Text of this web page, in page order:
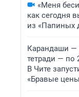
«Меня
как сегодня
из «Папиных
Карандаши —
тетради — по
В Чите
«Бравые